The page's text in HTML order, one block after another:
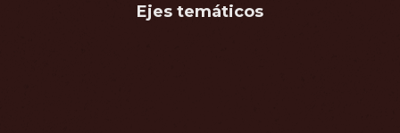
Ejes temáticos